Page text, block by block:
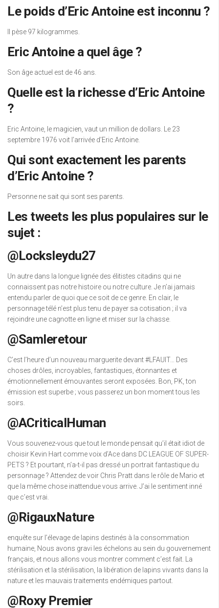
Le poids d’Eric Antoine est inconnu ?
Il pèse 97 kilogrammes.
Eric Antoine a quel âge ?
Son âge actuel est de 46 ans.
Quelle est la richesse d’Eric Antoine
?
Eric Antoine, le magicien, vaut un million de dollars. Le 23
septembre 1976 voit l’arrivée d’Eric Antoine.
Qui sont exactement les parents
d’Eric Antoine ?
Personne ne sait qui sont ses parents.
Les tweets les plus populaires sur le
sujet :
@Locksleydu27
Un autre dans la longue lignée des élitistes citadins qui ne
connaissent pas notre histoire ou notre culture. Je n’ai jamais
entendu parler de quoi que ce soit de ce genre. En clair, le
personnage télé n’est plus tenu de payer sa cotisation ; il va
rejoindre une cagnotte en ligne et miser sur la chasse.
@Samleretour
C’est l’heure d’un nouveau marguerite devant #LFAUIT… Des
choses drôles, incroyables, fantastiques, étonnantes et
émotionnellement émouvantes seront exposées. Bon, PK, ton
émission est superbe ; vous passerez un bon moment tous les
soirs.
@ACriticalHuman
Vous souvenez-vous que tout le monde pensait qu’il était idiot de
choisir Kevin Hart comme voix d’Ace dans DC LEAGUE OF SUPER-
PETS ? Et pourtant, n’a-t-il pas dressé un portrait fantastique du
personnage ? Attendez de voir Chris Pratt dans le rôle de Mario et
que la même chose inattendue vous arrive. J’ai le sentiment inné
que c’est vrai.
@RigauxNature
enquête sur l’élevage de lapins destinés à la consommation
humaine, Nous avons gravi les échelons au sein du gouvernement
français, et nous allons vous montrer comment c’est fait. La
stérilisation et la stérilisation, la libération de lapins vivants dans la
nature et les mauvais traitements endémiques partout.
@Roxy Premier